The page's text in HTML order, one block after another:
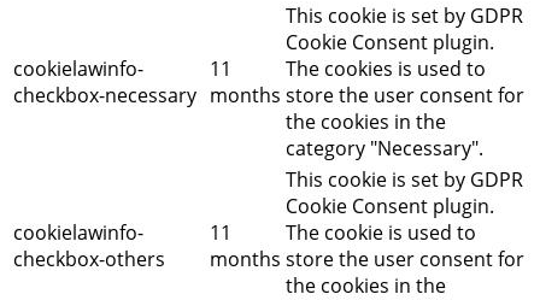
cookielawinfo-
checkbox-necessary
11
months
This cookie is set by GDPR
Cookie Consent plugin.
The cookies is used to
store the user consent for
the cookies in the
category "Necessary".
cookielawinfo-
checkbox-others
11
months
This cookie is set by GDPR
Cookie Consent plugin.
The cookie is used to
store the user consent for
the cookies in the